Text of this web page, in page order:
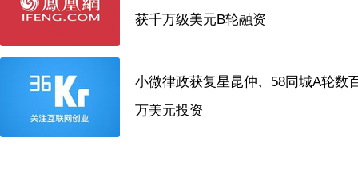
获千万级美元B轮融资
小微律政获复星昆仲、58同城A轮数
万美元投资